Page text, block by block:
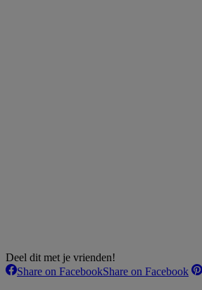
Deel dit met je vrienden!
Share on FacebookShare on Facebook